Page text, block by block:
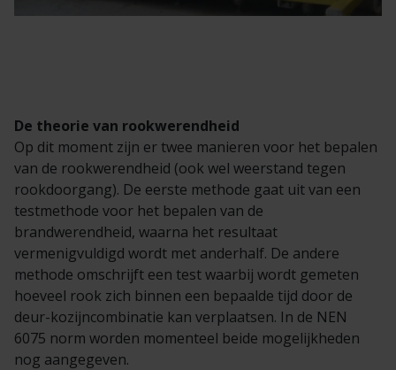
De theorie van rookwerendheid
Op dit moment zijn er twee manieren voor het bepalen
van de rookwerendheid (ook wel weerstand tegen
rookdoorgang). De eerste methode gaat uit van een
testmethode voor het bepalen van de
brandwerendheid, waarna het resultaat
vermenigvuldigd wordt met anderhalf. De andere
methode omschrijft een test waarbij wordt gemeten
hoeveel rook zich binnen een bepaalde tijd door de
deur-kozijncombinatie kan verplaatsen. In de NEN
6075 norm worden momenteel beide mogelijkheden
nog aangegeven.